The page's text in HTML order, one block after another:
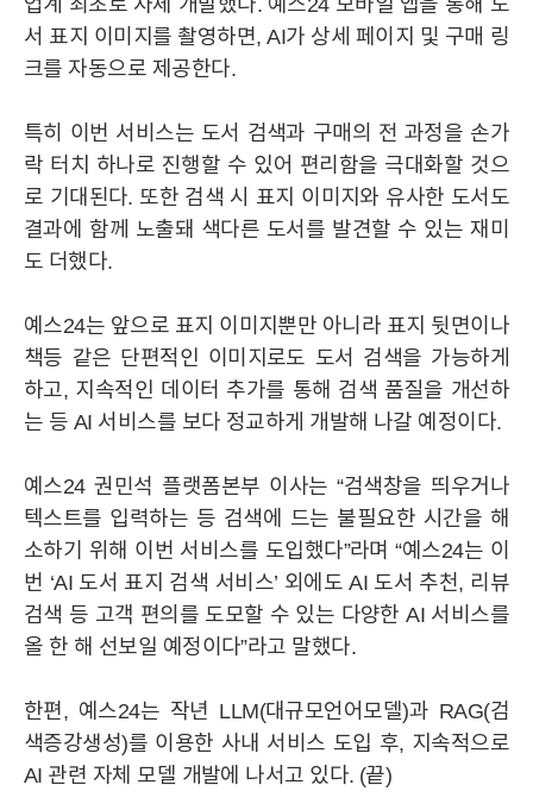
YES24 YES24 HISTORY 윤리경영 CI
BRAND
IR 공시정보 주가정보 IR자료실 IR공지사항
MEDIA
STORY
CAREER
서 표지 이미지를 촬영하면, AI가 상세 페이지 및 구매 링
크를 자동으로 제공한다.
특히 이번 서비스는 도서 검색과 구매의 전 과정을 손가
락 터치 하나로 진행할 수 있어 편리함을 극대화할 것으
로 기대된다. 또한 검색 시 표지 이미지와 유사한 도서도
결과에 함께 노출돼 색다른 도서를 발견할 수 있는 재미
도 더했다.
예스24는 앞으로 표지 이미지뿐만 아니라 표지 뒷면이나
책등 같은 단편적인 이미지로도 도서 검색을 가능하게
하고, 지속적인 데이터 추가를 통해 검색 품질을 개선하
는 등 AI 서비스를 보다 정교하게 개발해 나갈 예정이다.
예스24 권민석 플랫폼본부 이사는 “검색창을 띄우거나
텍스트를 입력하는 등 검색에 드는 불필요한 시간을 해
소하기 위해 이번 서비스를 도입했다”라며 “예스24는 이
번 ‘AI 도서 표지 검색 서비스’ 외에도 AI 도서 추천, 리뷰
검색 등 고객 편의를 도모할 수 있는 다양한 AI 서비스를
올 한 해 선보일 예정이다”라고 말했다.
한편, 예스24는 작년 LLM(대규모언어모델)과 RAG(검
색증강생성)를 이용한 사내 서비스 도입 후, 지속적으로
AI 관련 자체 모델 개발에 나서고 있다. (끝)